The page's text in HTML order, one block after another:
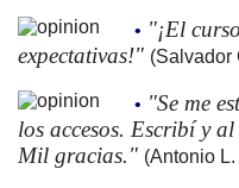
• "¡El
expectativas!" (Salvador
• "Se me
los accesos. Escribí y
Mil gracias." (Antonio